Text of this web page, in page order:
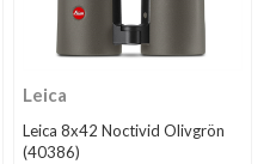
Leica
Leica 8x42 Noctivid Olivgrön
(40386)